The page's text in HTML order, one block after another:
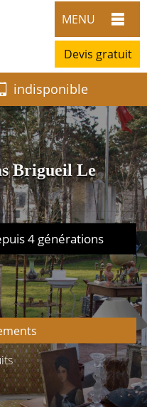
MENU
Devis gratuit
indisponible
Brigueil Le
4 générations